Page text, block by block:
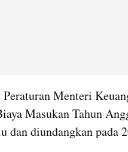
Menteri
Masukan Tahun
dan diundangkan pada